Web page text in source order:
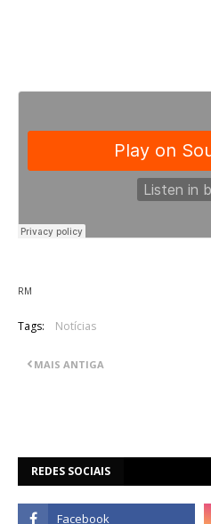
RM
Tags: Notícias
MAIS ANTIGA
REDES SOCIAIS